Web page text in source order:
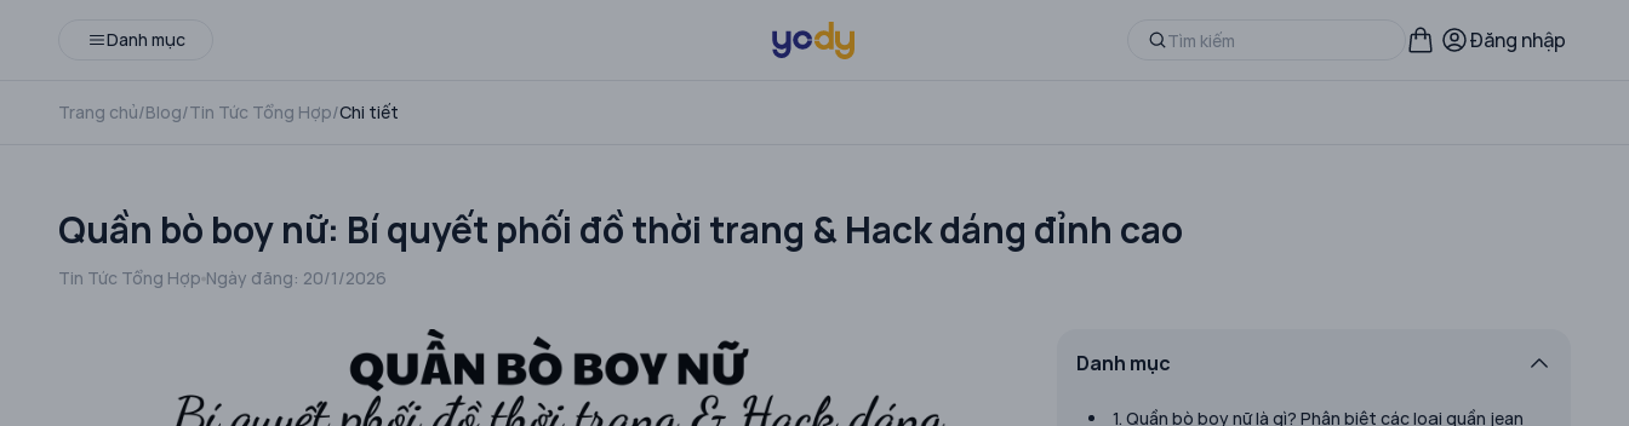
Danh mục Đăng nhập
Trang chủ/Blog/Tin Tức Tổng Hợp/Chi tiết
Quần bò boy nữ: Bí quyết phối đồ thời trang & Hack dáng đỉnh cao
Tin Tức Tổng Hợp Ngày đăng: 20/1/2026
Danh mục
1. Quần bò boy nữ là gì? Phân biệt các loại quần jean